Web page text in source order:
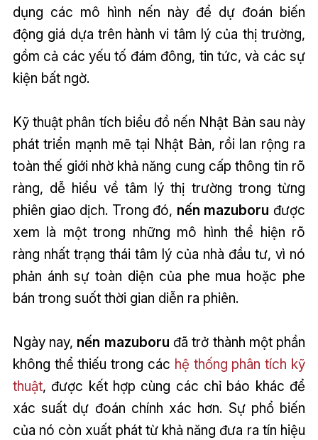
dụng các mô hình nến này để dự đoán biến
động giá dựa trên hành vi tâm lý của thị trường,
gồm cả các yếu tố đám đông, tin tức, và các sự
kiện bất ngờ.
Kỹ thuật phân tích biểu đồ nến Nhật Bản sau này
phát triển mạnh mẽ tại Nhật Bản, rồi lan rộng ra
toàn thế giới nhờ khả năng cung cấp thông tin rõ
ràng, dễ hiểu về tâm lý thị trường trong từng
phiên giao dịch. Trong đó, nến mazuboru được
xem là một trong những mô hình thể hiện rõ
ràng nhất trạng thái tâm lý của nhà đầu tư, vì nó
phản ánh sự toàn diện của phe mua hoặc phe
bán trong suốt thời gian diễn ra phiên.
Ngày nay, nến mazuboru đã trở thành một phần
không thể thiếu trong các hệ thống phân tích kỹ
thuật, được kết hợp cùng các chỉ báo khác để
xác suất dự đoán chính xác hơn. Sự phổ biến
của nó còn xuất phát từ khả năng đưa ra tín hiệu